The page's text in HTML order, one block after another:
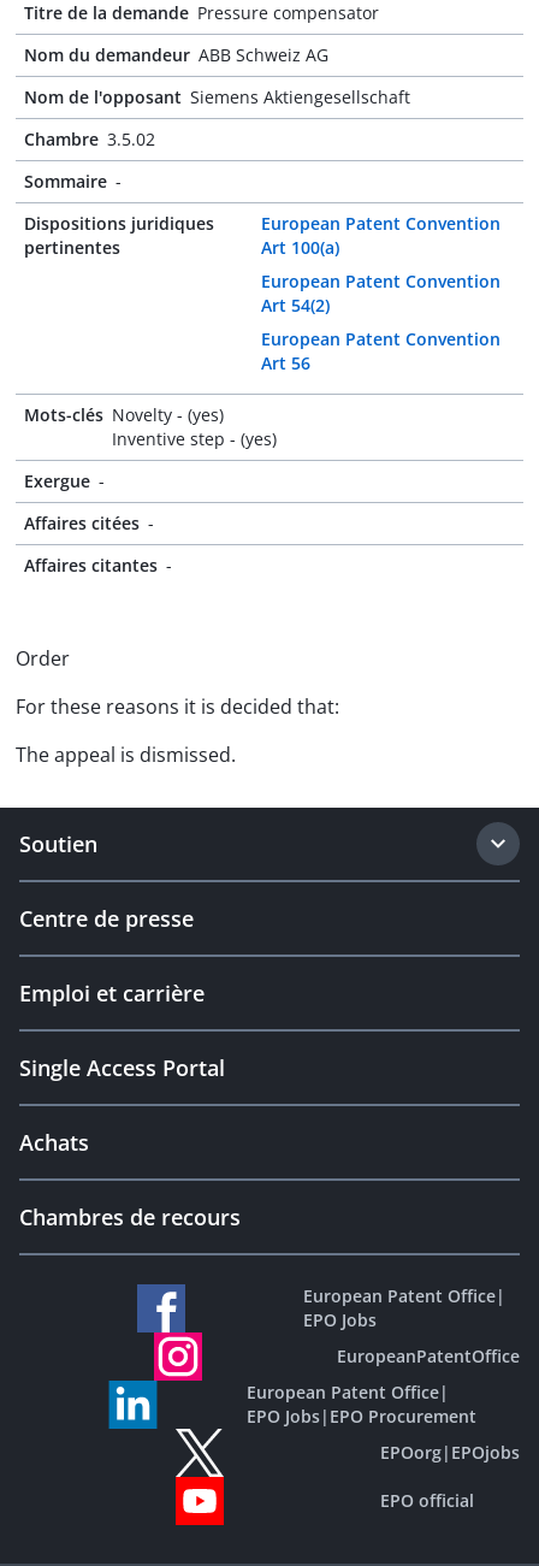
Titre de la demande Pressure compensator
Nom du demandeur ABB Schweiz AG
Nom de l'opposant Siemens Aktiengesellschaft
Chambre 3.5.02
Sommaire -
Dispositions juridiques
pertinentes
European Patent Convention
Art 100(a)
European Patent Convention
Art 54(2)
European Patent Convention
Art 56
Mots-clés Novelty - (yes)
Inventive step - (yes)
Exergue -
Affaires citées -
Affaires citantes -
Order
For these reasons it is decided that:
The appeal is dismissed.
Soutien
Centre de presse
Emploi et carrière
Single Access Portal
Achats
Chambres de recours
European Patent Office|
EPO Jobs
EuropeanPatentOffice
European Patent Office|
EPO Jobs| EPO Procurement
EPOorg| EPOjobs
EPO official